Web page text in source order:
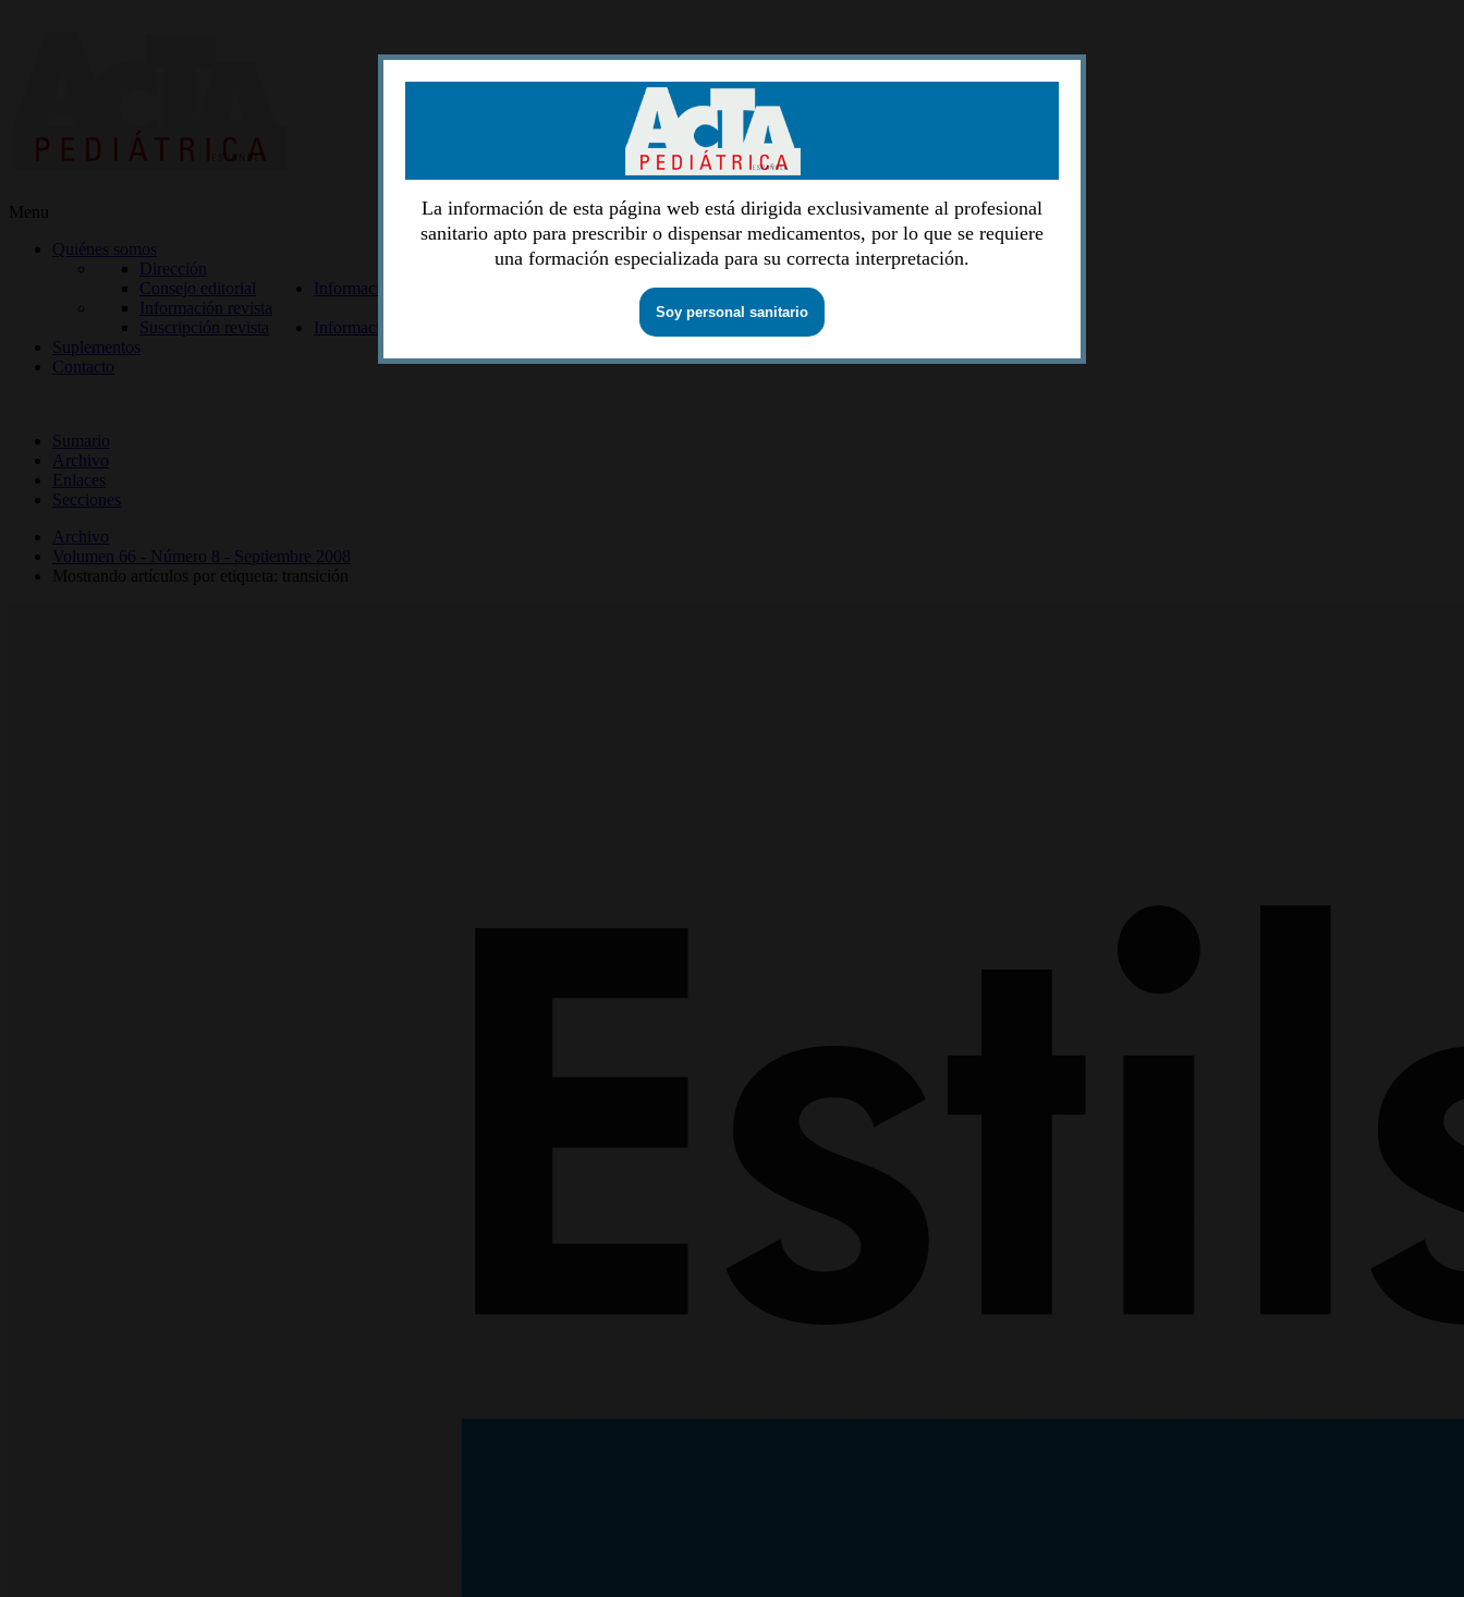
Menu
Quiénes somos
Dirección
Consejo editorial
Información lectores
Información revista
Suscripción revista
Información autores
Suplementos
Contacto
Sumario
Archivo
Enlaces
Secciones
Archivo
Volumen 66 - Número 8 - Septiembre 2008
Mostrando artículos por etiqueta: transición
La información de esta página web está dirigida exclusivamente al profesional
sanitario apto para prescribir o dispensar medicamentos, por lo que se requiere
una formación especializada para su correcta interpretación.
Soy personal sanitario